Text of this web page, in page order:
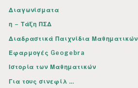
Διαγωνίσματα
η – Τάξη ΠΣΔ
Διαδραστικά Παιχνίδια Μαθηματικών
Εφαρμογές Geogebra
Ιστορία των Μαθηματικών
Για τους σινεφίλ …